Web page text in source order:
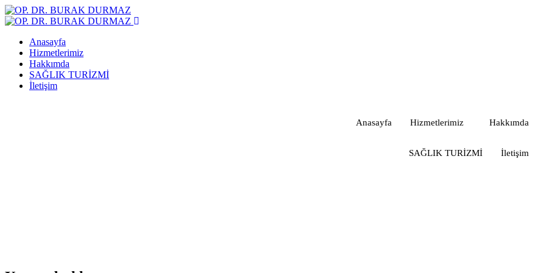
Anasayfa
Hizmetlerimiz
Hakkımda
SAĞLIK TURİZMİ
İletişim
Anasayfa Hizmetlerimiz Hakkımda
SAĞLIK TURİZMİ İletişim